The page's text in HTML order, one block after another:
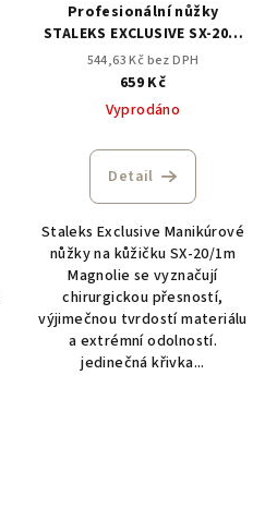
Profesionální nůžky
STALEKS EXCLUSIVE SX-20/1
MAGNOLIA
544,63 Kč bez DPH
659 Kč
Vyprodáno
Detail
Staleks Exclusive Manikúrové
nůžky na kůžičku SX-20/1m
Magnolie se vyznačují
chirurgickou přesností,
výjimečnou tvrdostí materiálu
a extrémní odolností.
jedinečná křivka...